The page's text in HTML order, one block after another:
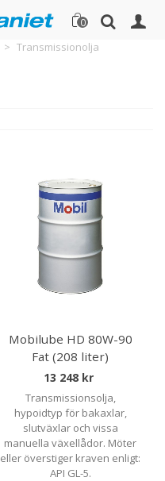
0
> Transmissionolja
Mobilube HD 80W-90
Fat (208 liter)
13 248 kr
Transmissionsolja,
hypoidtyp för bakaxlar,
slutväxlar och vissa
manuella växellådor. Möter
eller överstiger kraven enligt:
API GL-5.